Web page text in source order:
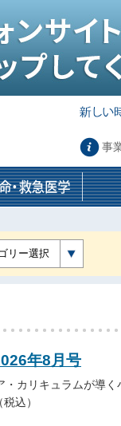
事
リー選択
年8月号
・カリキュラムが導
込）